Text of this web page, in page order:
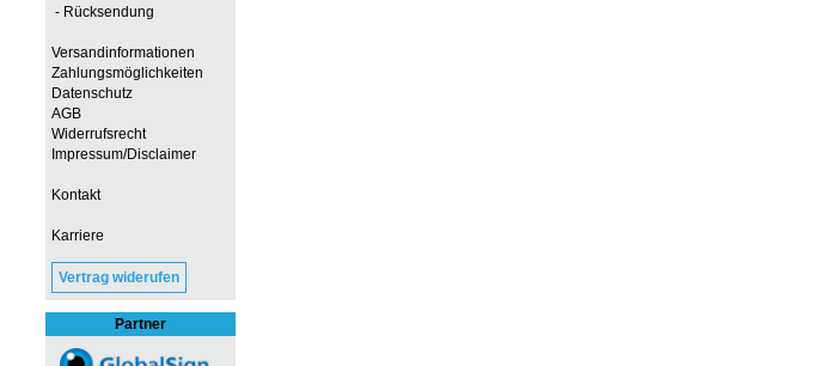
- Rücksendung
Versandinformationen
Zahlungsmöglichkeiten
Datenschutz
AGB
Widerrufsrecht
Impressum/Disclaimer
Kontakt
Karriere
Vertrag widerufen
Partner